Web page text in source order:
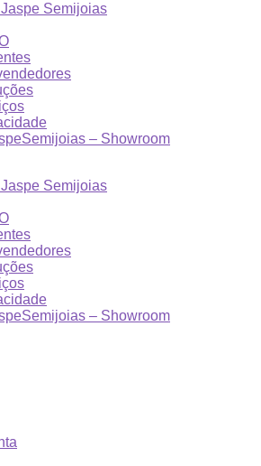
Semijoias
– Showroom
Semijoias
– Showroom